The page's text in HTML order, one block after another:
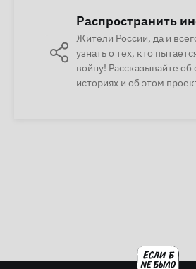
Распространить
Жители России, да и
узнать о тех, кто
войну! Рассказывайте об
историях и об этом